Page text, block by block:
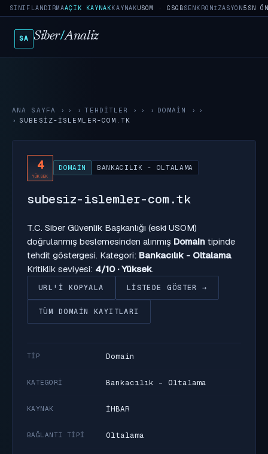
SINIFLANDIRMAAÇIK KAYNAKKAYNAKUSOM · CSGBSENKRONIZASYON5SN
SA Siber/Analiz
ANA SAYFA › TEHDITLER › DOMAIN
›
SUBESIZ-ISLEMLER-COM.TK
4
YÜKSEK
DOMAIN BANKACILIK - OLTALAMA
subesiz-islemler-com.tk
T.C. Siber Güvenlik Başkanlığı (eski USOM)
doğrulanmış beslemesinden alınmış Domain tipinde
tehdit göstergesi. Kategori: Bankacılık - Oltalama.
Kritiklik seviyesi: 4/10 · Yüksek.
URL'I KOPYALA LISTEDE GÖSTER →
TÜM DOMAIN KAYITLARI
TIP Domain
KATEGORI Bankacılık - Oltalama
KAYNAK İHBAR
BAĞLANTI TIPI Oltalama